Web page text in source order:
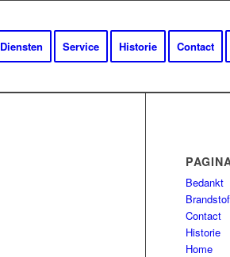
Diensten Service Historie Contact
Bedankt
Contact
Historie
Home